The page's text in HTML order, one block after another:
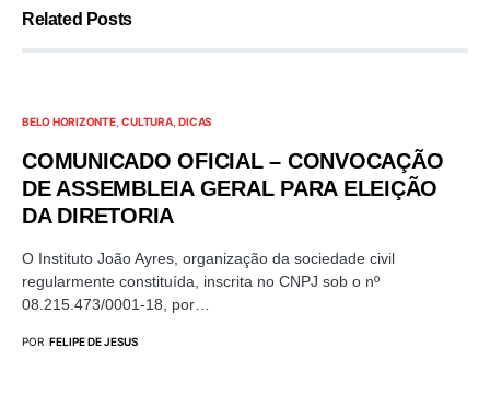
Related Posts
BELO HORIZONTE CULTURA DICAS
COMUNICADO OFICIAL – CONVOCAÇÃO
DE ASSEMBLEIA GERAL PARA ELEIÇÃO
DA DIRETORIA
O Instituto João Ayres, organização da sociedade civil
regularmente constituída, inscrita no CNPJ sob o nº
08.215.473/0001-18, por…
POR FELIPE DE JESUS